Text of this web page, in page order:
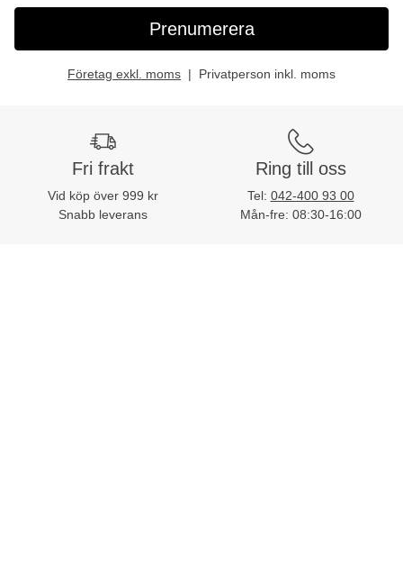
Prenumerera
Företag exkl. moms Privatperson inkl. moms
Fri frakt
Vid köp över 999 kr
Snabb leverans
Ring till oss
Tel: 042-400 93 00
Mån-fre: 08:30-16:00